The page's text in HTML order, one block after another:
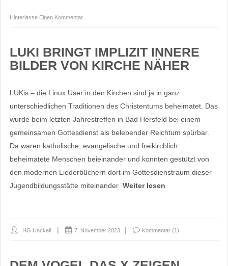
Hinterlasse Einen Kommentar
LUKI BRINGT IMPLIZIT INNERE
BILDER VON KIRCHE NÄHER
LUKis – die Linux User in den Kirchen sind ja in ganz
unterschiedlichen Traditionen des Christentums beheimatet. Das
wurde beim letzten Jahrestreffen in Bad Hersfeld bei einem
gemeinsamen Gottesdienst als belebender Reichtum spürbar.
Da waren katholische, evangelische und freikirchlich
beheimatete Menschen beieinander und konnten gestützt von
den modernen Liederbüchern dort im Gottesdienstraum dieser
Jugendbildungsstätte miteinander Weiter lesen
HG Unckell 7. November 2023 Kommentar (1)